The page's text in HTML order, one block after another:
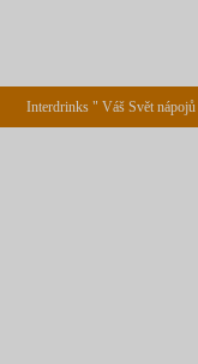
Interdrinks " Váš Svět